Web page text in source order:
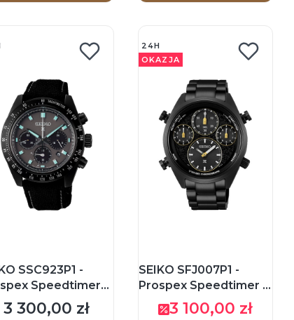
SSC923P1 -
Speedtimer
Vision - Męski -
kwarcowy z
Cena
3 300,00 zł
24H
OKAZJA
SEIKO SFJ007P1 -
Prospex Speedtimer -
Limited Edition - Męski
- Zegarek na
Cena promocyjna
3 100,00 zł